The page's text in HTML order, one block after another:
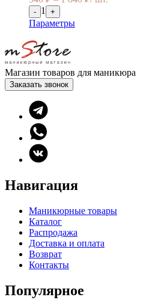
- 1 +
Параметры
Магазин товаров для маникюра
Заказать звонок
Навигация
Маникюрные товары
Каталог
Распродажа
Доставка и оплата
Возврат
Контакты
Популярное